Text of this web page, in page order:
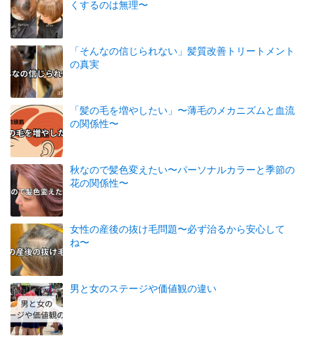
くするのは無理〜
「そんなの信じられない」髪質改善トリートメント
の真実
「髪の毛を増やしたい」〜薄毛のメカニズムと血流
の関係性〜
秋なので髪色変えたい〜パーソナルカラーと季節の
花の関係性〜
女性の産後の抜け毛問題〜必ず治るから安心して
ね〜
男と女のステージや価値観の違い